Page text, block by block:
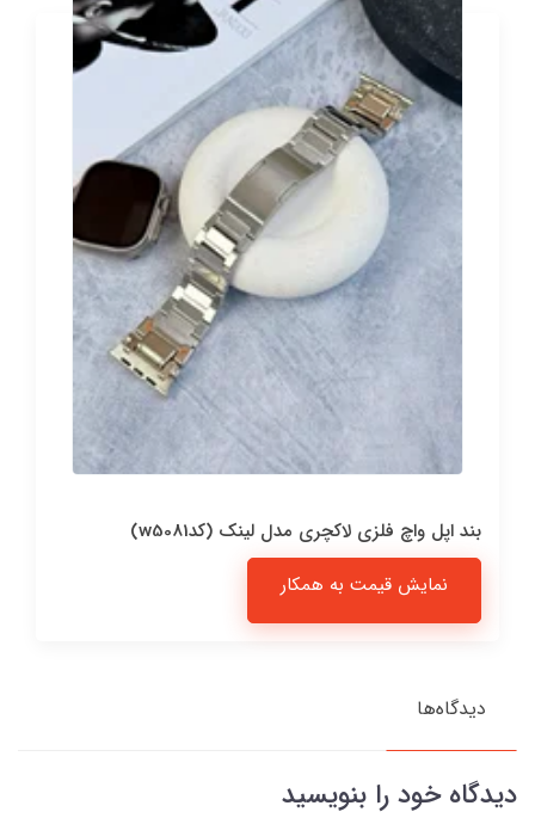
بند اپل واچ فلزی لاکچری مدل لینک (کدw5081)
نمایش قیمت به همکار
دیدگاه‌ها
دیدگاه خود را بنویسید